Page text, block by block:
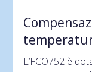
L’FCO752 è